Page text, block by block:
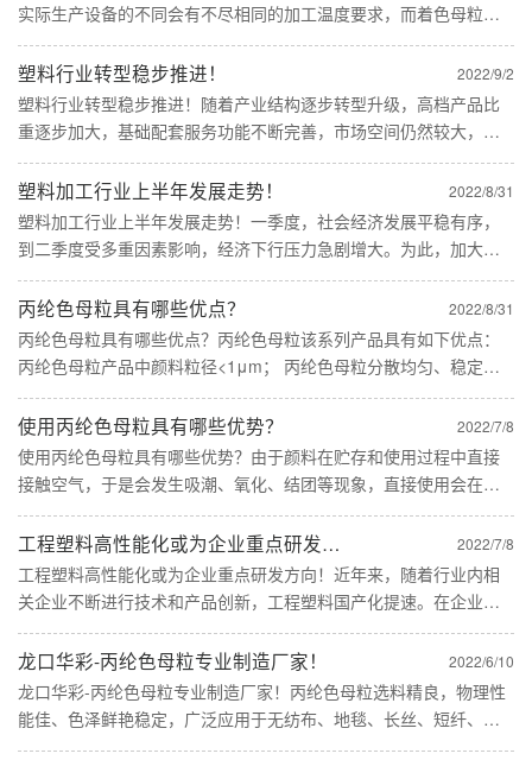
实际生产设备的不同会有不尽相同的加工温度要求，而着色母粒的
添加量应控制在0.8%~5%，确保无纺布加工过程顺利。丙纶色母粒
特点：具有良好的品质稳定性，分散性佳，质量予以保证; 丙纶
色......
塑料行业转型稳步推进！ 2022/9/2
塑料行业转型稳步推进！随着产业结构逐步转型升级，高档产品比
重逐步加大，基础配套服务功能不断完善，市场空间仍然较大，产
值可保持较高增速，在满足社会一般性需求的基础性应用领域保持
稳步增长情况下，高端应用领域在逐步强化，塑料加工业仍处于上
升发展阶......
塑料加工行业上半年发展走势！ 2022/8/31
塑料加工行业上半年发展走势！一季度，社会经济发展平稳有序，
到二季度受多重因素影响，经济下行压力急剧增大。为此，加大宏
观政策调节力度，有效实施稳经济一揽子政策措施，使疫情反弹得
到有效控制，国民经济企稳回升，社会大局保持稳定。 塑料加......
丙纶色母粒具有哪些优点？ 2022/8/31
丙纶色母粒具有哪些优点？丙纶色母粒该系列产品具有如下优点：
丙纶色母粒产品中颜料粒径<1μm； 丙纶色母粒分散均匀、稳定，
着色力高； 丙纶色母粒具有优良的过滤性能；丙纶色母粒具有较高
的耐热性、耐光性。龙口华彩塑业有限公司专业生......
使用丙纶色母粒具有哪些优势？ 2022/7/8
使用丙纶色母粒具有哪些优势？由于颜料在贮存和使用过程中直接
接触空气，于是会发生吸潮、氧化、结团等现象，直接使用会在塑
胶产品表面出现色点，色相发暗、颜色容易褪变，并且在混合时造
成尘土飞扬，影响操作人员的健康。而丙纶色母粒在生产过程中经
过机械加......
工程塑料高性能化或为企业重点研发方向！ 2022/7/8
工程塑料高性能化或为企业重点研发方向！近年来，随着行业内相
关企业不断进行技术和产品创新，工程塑料国产化提速。在企业进
行技术研发以及工程塑料下游应用行业，尤其是战略性新兴产业加
速发展的背景下，预计企业原材料自给率、工程塑料产品生产水平
不断提升......
龙口华彩-丙纶色母粒专业制造厂家！ 2022/6/10
龙口华彩-丙纶色母粒专业制造厂家！丙纶色母粒选料精良，物理性
能佳、色泽鲜艳稳定，广泛应用于无纺布、地毯、长丝、短纤、粗
旦等产品着色。丙纶色母粒可根据客户不同的颜色、单丝纤度、丝